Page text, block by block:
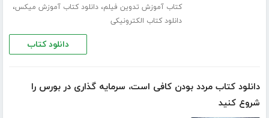
کتاب آموزش تدوین فیلم،دانلود کتاب آموزش میکس،
دانلود کتاب الکترونیکی
دانلود کتاب
دانلود کتاب مردد بودن کافی است، سرمایه گذاری در بورس را
شروع کنید